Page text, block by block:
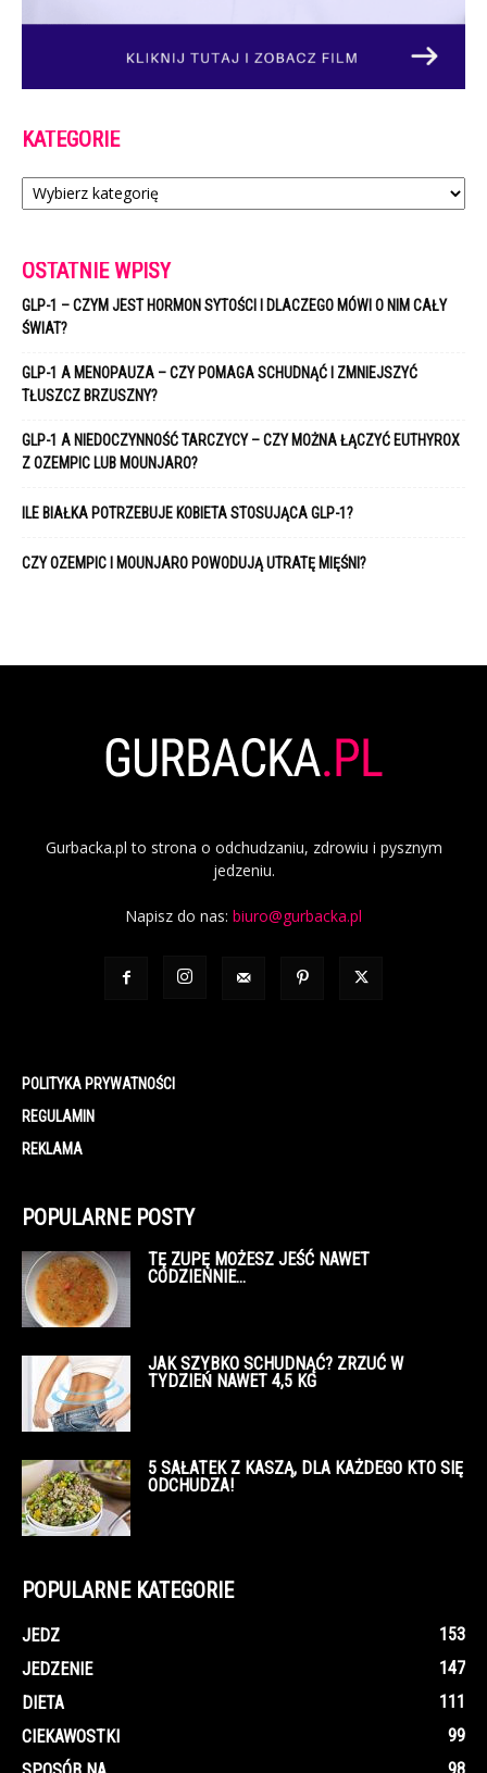
KATEGORIE
Kategorie
OSTATNIE WPISY
GLP-1 – CZYM JEST HORMON SYTOŚCI I DLACZEGO MÓWI O NIM CAŁY
ŚWIAT?
GLP-1 A MENOPAUZA – CZY POMAGA SCHUDNĄĆ I ZMNIEJSZYĆ
TŁUSZCZ BRZUSZNY?
GLP-1 A NIEDOCZYNNOŚĆ TARCZYCY – CZY MOŻNA ŁĄCZYĆ EUTHYROX
Z OZEMPIC LUB MOUNJARO?
ILE BIAŁKA POTRZEBUJE KOBIETA STOSUJĄCA GLP-1?
CZY OZEMPIC I MOUNJARO POWODUJĄ UTRATĘ MIĘŚNI?
Gurbacka.pl to strona o odchudzaniu, zdrowiu i pysznym
jedzeniu.
Napisz do nas: biuro@gurbacka.pl
POLITYKA PRYWATNOŚCI
REGULAMIN
REKLAMA
POPULARNE POSTY
TĘ ZUPĘ MOŻESZ JEŚĆ NAWET
CODZIENNIE…
JAK SZYBKO SCHUDNĄĆ? ZRZUĆ W
TYDZIEŃ NAWET 4,5 KG
5 SAŁATEK Z KASZĄ, DLA KAŻDEGO KTO SIĘ
ODCHUDZA!
POPULARNE KATEGORIE
JEDZ
153
JEDZENIE
147
DIETA
111
CIEKAWOSTKI
99